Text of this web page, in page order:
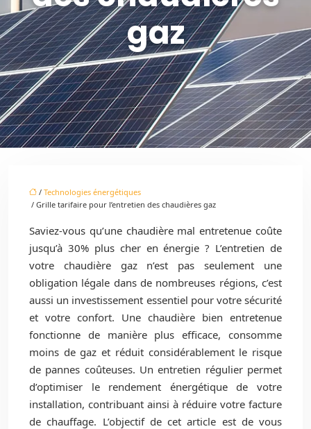
gaz
/ Technologies énergétiques
/ Grille tarifaire pour l’entretien des chaudières gaz
Saviez-vous qu’une chaudière mal entretenue coûte
jusqu’à 30% plus cher en énergie ? L’entretien de
votre chaudière gaz n’est pas seulement une
obligation légale dans de nombreuses régions, c’est
aussi un investissement essentiel pour votre sécurité
et votre confort. Une chaudière bien entretenue
fonctionne de manière plus efficace, consomme
moins de gaz et réduit considérablement le risque
de pannes coûteuses. Un entretien régulier permet
d’optimiser le rendement énergétique de votre
installation, contribuant ainsi à réduire votre facture
de chauffage. L’objectif de cet article est de vous